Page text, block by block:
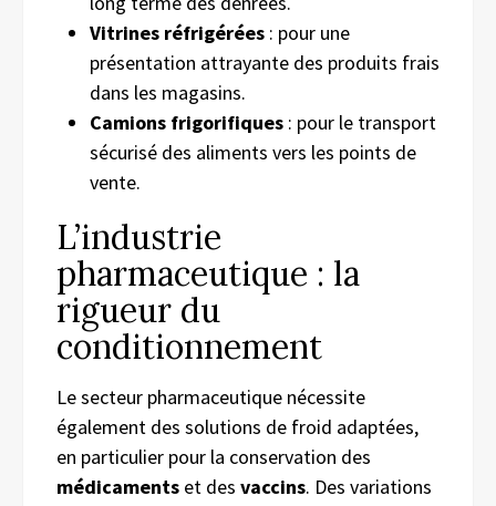
Vitrines réfrigérées : pour une
présentation attrayante des produits frais
dans les magasins.
Camions frigorifiques : pour le transport
sécurisé des aliments vers les points de
vente.
L’industrie
pharmaceutique : la
rigueur du
conditionnement
Le secteur pharmaceutique nécessite
également des solutions de froid adaptées,
en particulier pour la conservation des
médicaments et des vaccins. Des variations